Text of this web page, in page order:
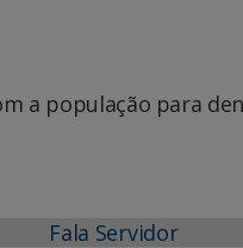
a população para
Fala Servidor